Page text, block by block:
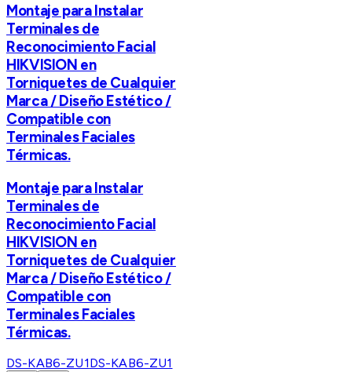
Montaje para Instalar
Terminales de
Reconocimiento Facial
HIKVISION en
Torniquetes de Cualquier
Marca / Diseño Estético /
Compatible con
Terminales Faciales
Térmicas.
Montaje para Instalar
Terminales de
Reconocimiento Facial
HIKVISION en
Torniquetes de Cualquier
Marca / Diseño Estético /
Compatible con
Terminales Faciales
Térmicas.
DS-KAB6-ZU1DS-KAB6-ZU1